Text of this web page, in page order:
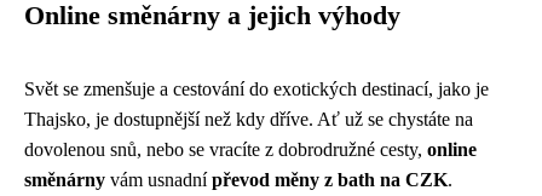
Online směnárny a jejich výhody
Svět se zmenšuje a cestování do exotických destinací, jako je
Thajsko, je dostupnější než kdy dříve. Ať už se chystáte na
dovolenou snů, nebo se vracíte z dobrodružné cesty, online
směnárny vám usnadnípřevod měny z bath na CZK.